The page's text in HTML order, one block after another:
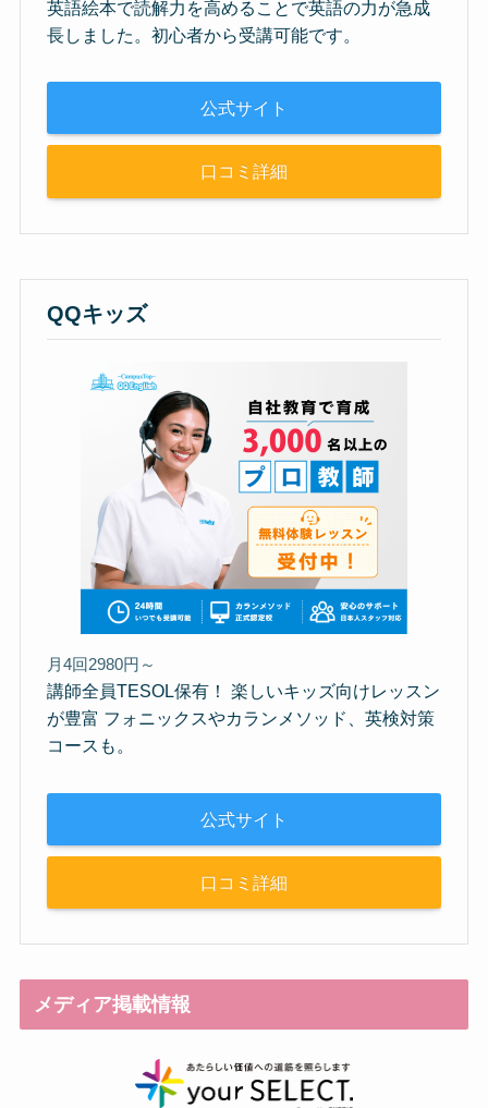
英語絵本で読解力を高めることで英語の力が急成
長しました。初心者から受講可能です。
公式サイト
口コミ詳細
QQキッズ
月4回2980円～
講師全員TESOL保有！ 楽しいキッズ向けレッスン
が豊富 フォニックスやカランメソッド、英検対策
コースも。
公式サイト
口コミ詳細
メディア掲載情報